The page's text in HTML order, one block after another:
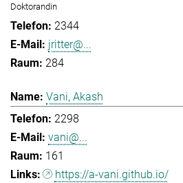
Doktorandin
2344
jritter@...
284
Vani, Akash
2298
vani@...
161
https://a-vani.github.io/